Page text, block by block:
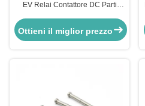
EV Relai Contattore DC Parti
spazzolatura, verniciatura,
rivestimento in polvere
Ottieni il miglior prezzo